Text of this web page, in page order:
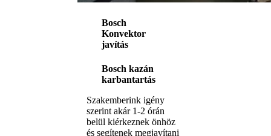
Bosch
Konvektor
javítás
Bosch kazán
karbantartás
Szakemberink igény
szerint akár 1-2 órán
belül kiérkeznek önhöz
és segítenek megjavítani